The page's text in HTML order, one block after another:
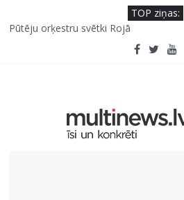
TOP ziņas:
Deigeļu pāris izdod otro singlu “Plkst.
Pūtēju orķestru svētki Rojā
Pēc peldes sāp auss vai kakls?
“Virši” neto peļņa pirmajā pusgadā